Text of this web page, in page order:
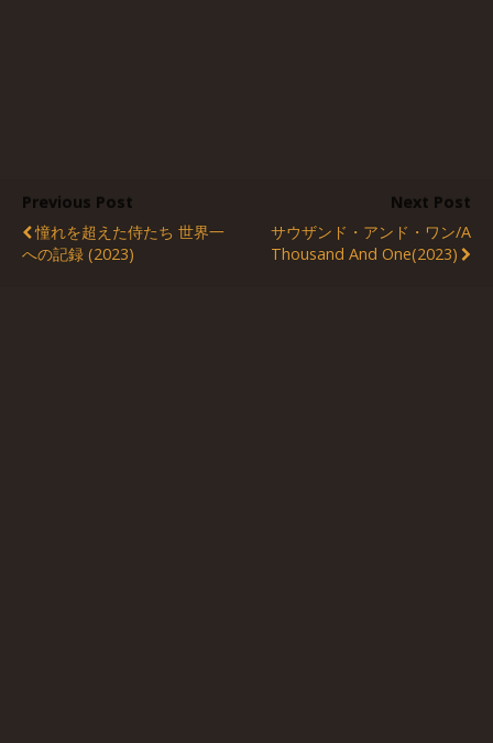
Previous Post
憧れを超えた侍たち 世界一
への記録 (2023)
Next Post
サウザンド・アンド・ワン/A
Thousand And One(2023)